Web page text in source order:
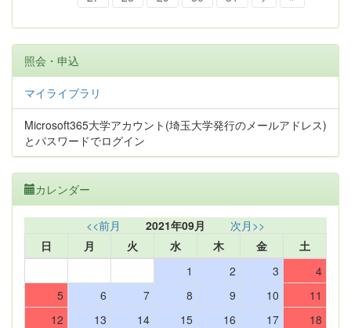
照会・申込
マイライブラリ
Microsoft365大学アカウント(埼玉大学発行のメールアドレス)
とパスワードでログイン
カレンダー
<<前月 2021年09月
次月>>
日
月 火 水 木 金
土
1
2 3
4
5
6 7 8 9 10
11
12
13 14 15 16 17
18